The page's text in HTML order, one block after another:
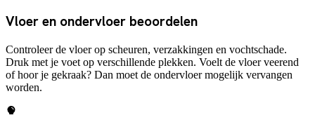
Vloer en ondervloer beoordelen
Controleer de vloer op scheuren, verzakkingen en vochtschade.
Druk met je voet op verschillende plekken. Voelt de vloer veerend
of hoor je gekraak? Dan moet de ondervloer mogelijk vervangen
worden.